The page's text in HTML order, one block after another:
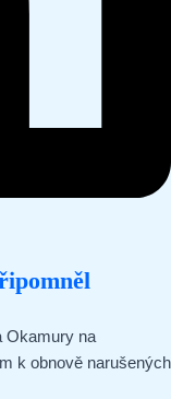
Okamury na
k obnově narušených